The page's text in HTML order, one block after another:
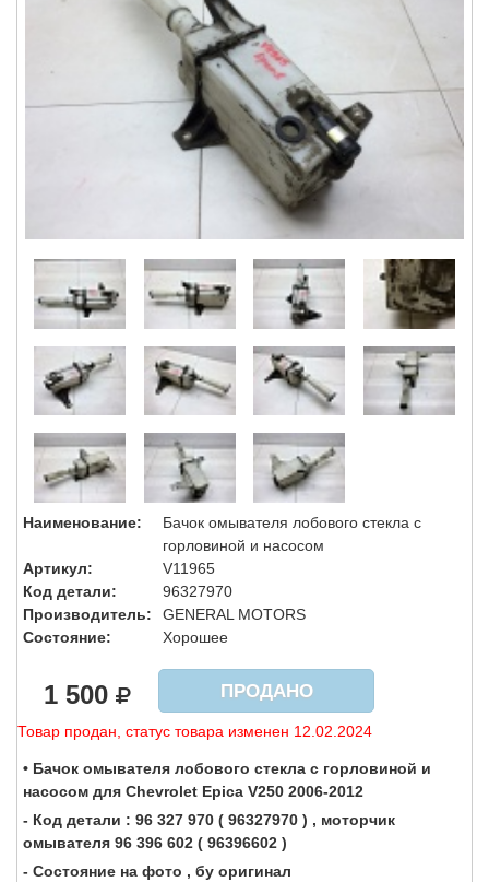
Наименование:
Бачок омывателя лобового стекла с
горловиной и насосом
Артикул:
V11965
Код детали:
96327970
Производитель:
GENERAL MOTORS
Состояние:
Хорошее
1 500 ПРОДАНО
Товар продан, статус товара изменен 12.02.2024
• Бачок омывателя лобового стекла с горловиной и
насосом для Chevrolet Epica V250 2006-2012
- Код детали : 96 327 970 ( 96327970 ) , моторчик
омывателя 96 396 602 ( 96396602 )
- Состояние на фото , бу оригинал